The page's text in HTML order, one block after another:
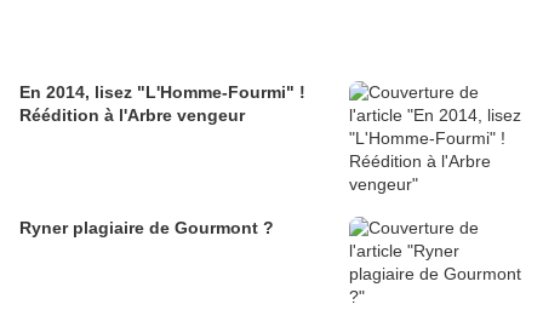
En 2014, lisez "L'Homme-Fourmi" !
Réédition à l'Arbre vengeur
Ryner plagiaire de Gourmont ?